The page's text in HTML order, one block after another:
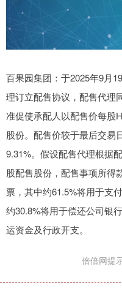
百果园集团：于2025年9月
理订立配售协议，配售代理
准促使承配人以配售价每股
股份。配售价较于最后交易
9.31%。假设配售代理根据
股配售股份，配售事项所得
票，其中约61.5%将用于支
约30.8%将用于偿还公司银
运资金及行政开支。
倍倍网提